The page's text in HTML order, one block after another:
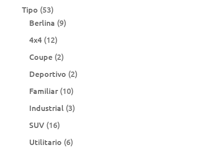
Tipo 5353
productos
Berlina 99
4x4 1212
productos
Coupe 22
productos
Deportivo 22
Familiar 1010
productos
Industrial 33
SUV 1616
productos
Utilitario 66